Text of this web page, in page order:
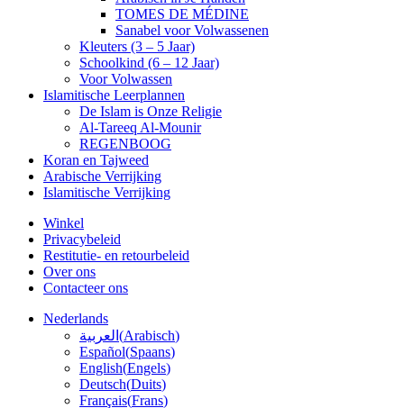
TOMES DE MÉDINE
Sanabel voor Volwassenen
Kleuters (3 – 5 Jaar)
Schoolkind (6 – 12 Jaar)
Voor Volwassen
Islamitische Leerplannen
De Islam is Onze Religie
Al-Tareeq Al-Mounir
REGENBOOG
Koran en Tajweed
Arabische Verrijking
Islamitische Verrijking
Winkel
Privacybeleid
Restitutie- en retourbeleid
Over ons
Contacteer ons
Nederlands
العربية (Arabisch)
Español(Spaans)
English(Engels)
Deutsch(Duits)
Français(Frans)